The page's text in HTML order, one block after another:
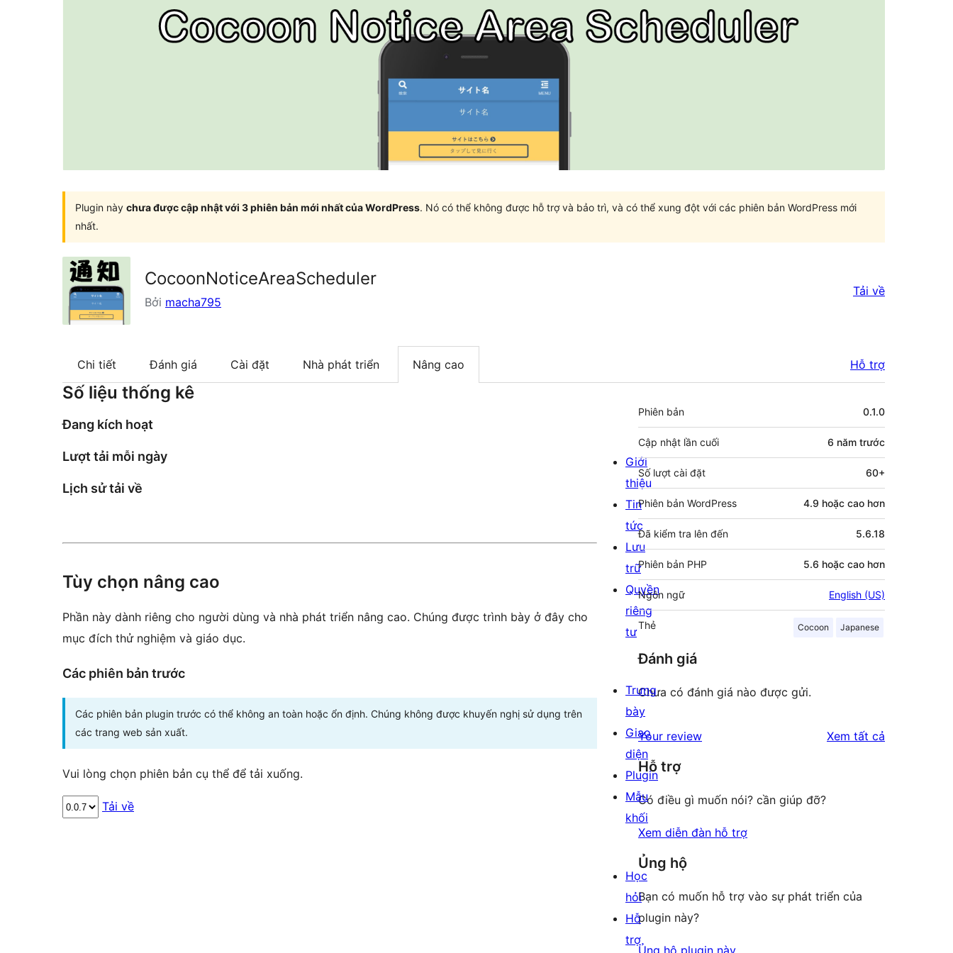
Plugin này chưa được cập nhật với 3 phiên bản mới nhất của WordPress. Nó có thể không được hỗ trợ và bảo trì, và có thể xung đột với các phiên bản WordPress mới
nhất.
CocoonNoticeAreaScheduler
Bởi macha795
Tải về
Chi tiết Đánh giá Cài đặt Nhà phát triển Nâng cao Hỗ trợ
Số liệu thống kê
Đang kích hoạt
Lượt tải mỗi ngày
Lịch sử tải về
Tùy chọn nâng cao
Phần này dành riêng cho người dùng và nhà phát triển nâng cao. Chúng được trình bày ở đây cho
mục đích thử nghiệm và giáo dục.
Các phiên bản trước
Các phiên bản plugin trước có thể không an toàn hoặc ổn định. Chúng không được khuyến nghị sử dụng trên
các trang web sản xuất.
Vui lòng chọn phiên bản cụ thể để tải xuống.
Tải về
Meta
Phiên bản 0.1.0
Cập nhật lần cuối 6 năm trước
Số lượt cài đặt 60+
Phiên bản WordPress 4.9 hoặc cao hơn
Đã kiểm tra lên đến 5.6.18
Phiên bản PHP 5.6 hoặc cao hơn
Ngôn ngữ English (US)
Thẻ Cocoon Japanese
Đánh giá
Chưa có đánh giá nào được gửi.
Your review Xem tất cả
Hỗ trợ
Có điều gì muốn nói? cần giúp đỡ?
Xem diễn đàn hỗ trợ
Ủng hộ
Bạn có muốn hỗ trợ vào sự phát triển của
plugin này?
Giới
thiệu
Tin
tức
Lưu
trữ
Quyền
riêng
tư
Trưng
bày
Giao
diện
Plugin
Mẫu
khối
Học
hỏi
Hỗ
trợ